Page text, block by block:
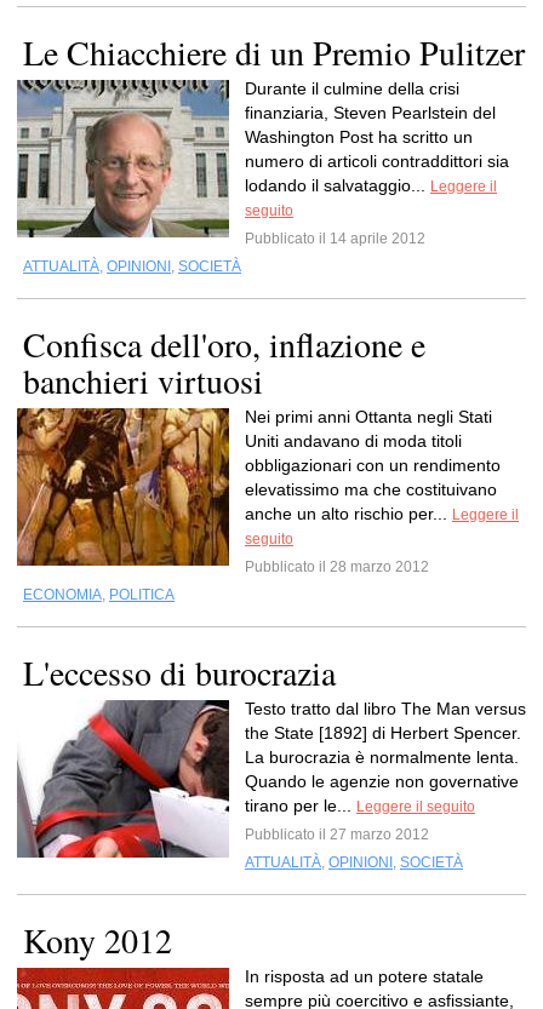
Le Chiacchiere di un Premio Pulitzer
Durante il culmine della crisi
finanziaria, Steven Pearlstein del
Washington Post ha scritto un
numero di articoli contraddittori sia
lodando il salvataggio...
Leggere il
seguito
Pubblicato il 14 aprile 2012
ATTUALITÀ, OPINIONI , SOCIETÀ
Confisca dell'oro, inflazione e
banchieri virtuosi
Nei primi anni Ottanta negli Stati
Uniti andavano di moda titoli
obbligazionari con un rendimento
elevatissimo ma che costituivano
anche un alto rischio per...
Leggere il
seguito
Pubblicato il 28 marzo 2012
ECONOMIA, POLITICA
L'eccesso di burocrazia
Testo tratto dal libro The Man versus
the State [1892] di Herbert Spencer.
La burocrazia è normalmente lenta.
Quando le agenzie non governative
tirano per le...
Leggere il seguito
Pubblicato il 27 marzo 2012
ATTUALITÀ, OPINIONI , SOCIETÀ
Kony 2012
In risposta ad un potere statale
sempre più coercitivo e asfissiante,